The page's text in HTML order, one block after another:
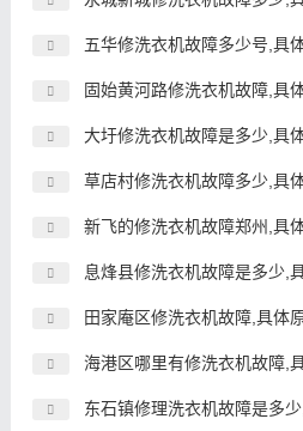
五华修洗衣机故障多少号,具
固始黄河路修洗衣机故障,具
大圩修洗衣机故障是多少,具
草店村修洗衣机故障多少,具
新飞的修洗衣机故障郑州,具
息烽县修洗衣机故障是多少,
田家庵区修洗衣机故障,具体
海港区哪里有修洗衣机故障,
东石镇修理洗衣机故障是多